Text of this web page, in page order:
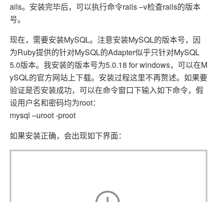
ails。安装完毕后，可以执行命令rails –v检查rails的版本
号。
现在，需要安装MySQL。注意安装MySQL的版本号，因
为Ruby提供的针对MySQL的Adapter似乎只针对MySQL
5.0版本。我安装的版本号为5.0.18 for windows，可以在M
ySQL的官方网站上下载。安装过程这里不再赘述。如果要
验证是否安装成功，可以在命令窗口下输入如下命令，假
设用户名和密码均为root：
mysql –uroot -proot
如果安装正确，会出现如下界面：